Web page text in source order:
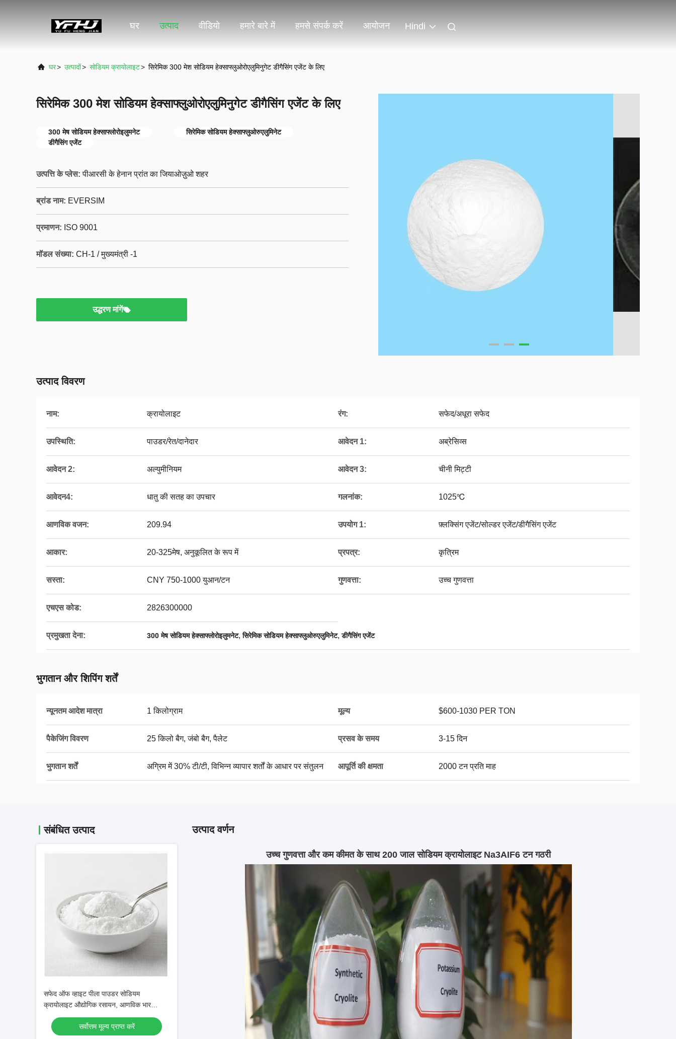
घर उत्पाद वीडियो हमारे बारे में हमसे संपर्क करें आयोजन Hindi
घर> उत्पादों> सोडियम क्रायोलाइट> सिरेमिक 300 मेश सोडियम हेक्साफ्लुओरोएलुमिनुगेट डीगैसिंग एजेंट के लिए
सिरेमिक 300 मेश सोडियम हेक्साफ्लुओरोएलुमिनुगेट डीगैसिंग एजेंट के लिए
300 मेष सोडियम हेक्साफ्लोरोइलुमनेट
सिरेमिक सोडियम हेक्साफ्लुओरुएलुमिनेट
डीगैसिंग एजेंट
उत्पत्ति के प्लेस: पीआरसी के हेनान प्रांत का जियाओज़ुओ शहर
ब्रांड नाम: EVERSIM
प्रमाणन: ISO 9001
मॉडल संख्या: CH-1 / मुख्यमंत्री -1
उद्धरण मांगें
उत्पाद विवरण
नाम: क्रायोलाइट रंग: सफेद/अधूरा सफेद
उपस्थिति: पाउडर/रेत/दानेदार आवेदन 1: अब्रेसिव्स
आवेदन 2: अल्युमीनियम आवेदन 3: चीनी मिट्टी
आवेदन4: धातु की सतह का उपचार गलनांक: 1025℃
आणविक वजन: 209.94 उपयोग 1: फ़्लक्सिंग एजेंट/सोल्डर एजेंट/डीगैसिंग एजेंट
आकार: 20-325मेष, अनुकूलित के रूप में प्रपत्र: कृत्रिम
सस्ता: CNY 750-1000 युआन/टन गुणवत्ता: उच्च गुणवत्ता
एचएस कोड: 2826300000
प्रमुखता देना: 300 मेष सोडियम हेक्साफ्लोरोइलुमनेट,सिरेमिक सोडियम हेक्साफ्लुओरुएलुमिनेट,डीगैसिंग एजेंट
भुगतान और शिपिंग शर्तें
न्यूनतम आदेश मात्रा 1 किलोग्राम मूल्य $600-1030 PER TON
पैकेजिंग विवरण 25 किलो बैग, जंबो बैग, पैलेट प्रसव के समय 3-15 दिन
भुगतान शर्तें अग्रिम में 30% टी/टी, विभिन्न व्यापार शर्तों के आधार पर संतुलन आपूर्ति की क्षमता 2000 टन प्रति माह
संबंधित उत्पाद
सफेद ऑफ व्हाइट पीला पाउडर सोडियम
क्रायोलाइट औद्योगिक रसायन, आणविक भार
209.94 के साथ
सर्वोत्तम मूल्य प्राप्त करें
उत्पाद वर्णन
उच्च गुणवत्ता और कम कीमत के साथ 200 जाल सोडियम क्रायोलाइट Na3AIF6 टन गठरी